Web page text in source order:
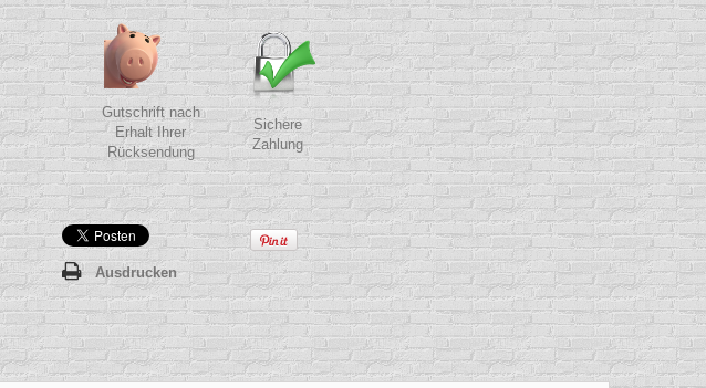
Gutschrift nach
Erhalt Ihrer
Rücksendung
Sichere
Zahlung
Ausdrucken